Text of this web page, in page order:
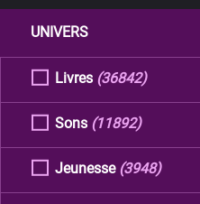
UNIVERS
Livres (36842)
Sons (11892)
Jeunesse (3948)